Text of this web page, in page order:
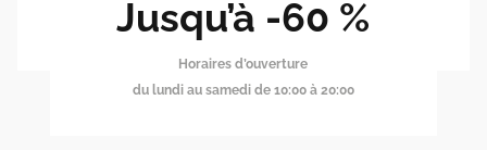
Jusqu’à -60 %
Horaires d’ouverture
du lundi au samedi de 10:00 à 20:00